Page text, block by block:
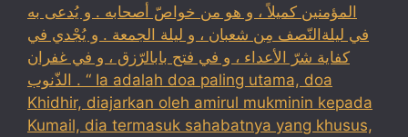
المؤمنين كميلاً ، و هو من خواصّ أصحابه . و يُدعى به
في ليلةالنّصف مِن شعبان ، و ليلة الجمعة . و يُجْدي في
كفاية شرّ الأعداء ، و في فتح بابالرّزق ، و في غفران
الذّنوب . “ Ia adalah doa paling utama, doa
Khidhir, diajarkan oleh amirul mukminin kepada
Kumail, dia termasuk sahabatnya yang khusus,